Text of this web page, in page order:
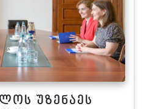
უზენაეს